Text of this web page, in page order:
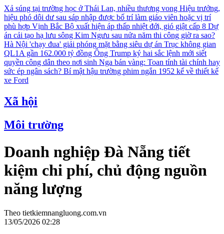
Xả súng tại trường học ở Thái Lan, nhiều thương vong Hiệu trưởng,
hiệu phó dôi dư sau sáp nhập được bố trí làm giáo viên hoặc vị trí
phù hợp Vịnh Bắc Bộ xuất hiện áp thấp nhiệt đới, gió giật cấp 8 Dự
án cải tạo hạ lưu sông Kim Ngưu sau nửa năm thi công giờ ra sao?
Hà Nội 'chạy đua' giải phóng mặt bằng siêu dự án Trục không gian
QL1A gần 162.000 tỷ đồng Ông Trump ký hai sắc lệnh mới siết
quyền công dân theo nơi sinh Nga bán vàng: Toan tính tài chính hay
sức ép ngân sách? Bí mật hậu trường phim ngắn 1952 kể về thiết kế
xe Ford
Xã hội
Môi trường
Doanh nghiệp Đà Nẵng tiết
kiệm chi phí, chủ động nguồn
năng lượng
Theo tietkiemnangluong.com.vn
13/05/2026 02:28